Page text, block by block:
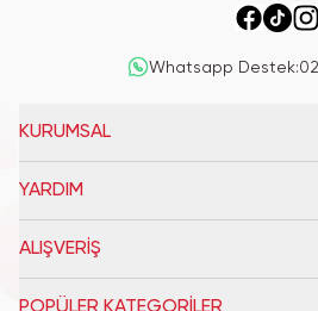
Whatsapp Destek:
KURUMSAL
YARDIM
ALIŞVERİŞ